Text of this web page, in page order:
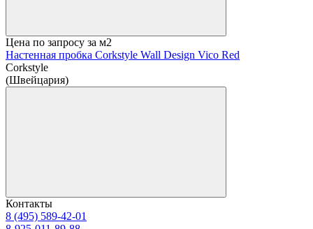
Цена по запросу за м2
Настенная пробка Corkstyle Wall Design Vico Red
Corkstyle
(Швейцария)
Контакты
8 (495) 589-42-01